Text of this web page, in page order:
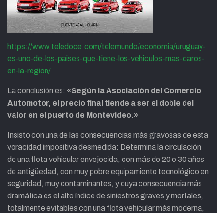
https://www.teledoce.com/telemundo/economia/uruguay-
es-uno-de-los-paises-que-tiene-los-vehiculos-mas-caros-
en-la-region/
La conclusión es: «Según la Asociación del Comercio
Automotor, el precio final tiende a ser el doble del
valor en el puerto de Montevideo.»
Insisto con una de las consecuencias más gravosas de esta
voracidad impositiva desmedida: Determina la circulación
de una flota vehicular envejecida, con más de 20 o 30 años
de antigüedad, con muy pobre equipamiento tecnológico en
seguridad, muy contaminantes, y cuya consecuencia más
dramática es el alto índice de siniestros graves y mortales,
totalmente evitables con una flota vehicular más moderna,